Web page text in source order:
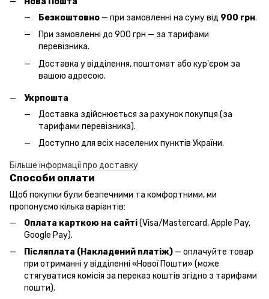
Безкоштовно — при замовленні на суму від 900 грн.
При замовленні до 900 грн — за тарифами
перевізника.
Доставка у відділення, поштомат або кур'єром за
вашою адресою.
Укрпошта
Доставка здійснюється за рахунок покупця (за
тарифами перевізника).
Доступно для всіх населених пунктів України.
Більше інформації про доставку
Способи оплати
Щоб покупки були безпечними та комфортними, ми
пропонуємо кілька варіантів:
Оплата карткою на сайті(Visa/Mastercard, Apple Pay,
Google Pay).
Післяплата (Накладений платіж) — оплачуйте товар
при отриманні у відділенні «Нової Пошти» (може
стягуватися комісія за переказ коштів згідно з тарифами
пошти).